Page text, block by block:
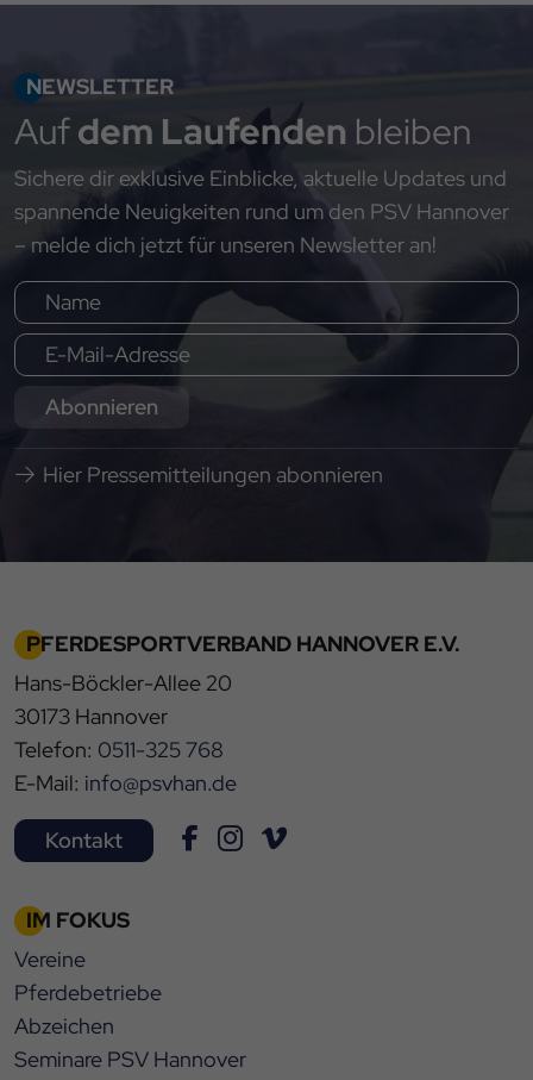
NEWSLETTER
Aufdem Laufenden bleiben
Sichere dir exklusive Einblicke, aktuelle Updates und
spannende Neuigkeiten rund um den PSV Hannover
– melde dich jetzt für unseren Newsletter an!
Abonnieren
Hier Pressemitteilungen abonnieren
PFERDESPORTVERBAND HANNOVER E.V.
Hans-Böckler-Allee 20
30173 Hannover
Telefon: 0511-325 768
E-Mail: info@psvhan.de
Kontakt
IM FOKUS
Vereine
Pferdebetriebe
Abzeichen
Seminare PSV Hannover